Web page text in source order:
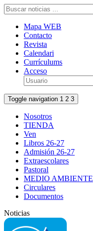
Mapa WEB
Contacto
Revista
Calendari
Currículums
Acceso
Toggle navigation 1 2 3
Nosotros
TIENDA
Ven
Libros 26-27
Admisión 26-27
Extraescolares
Pastoral
MEDIO AMBIENTE
Circulares
Documentos
Noticias